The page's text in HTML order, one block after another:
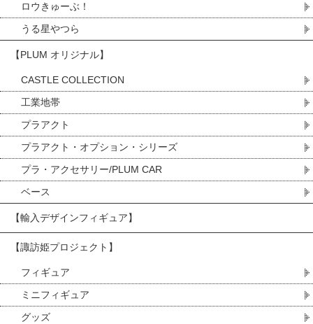
ロウきゅーぶ！
うる星やつら
【PLUM オリジナル】
CASTLE COLLECTION
工業地帯
プラアクト
プラアクト・オプション・シリーズ
プラ・アクセサリー/PLUM CAR
ベース
【輸入デザインフィギュア】
【諏訪姫プロジェクト】
フィギュア
ミニフィギュア
グッズ